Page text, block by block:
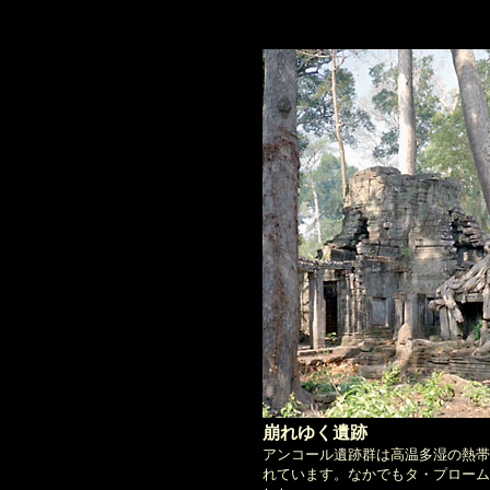
崩れゆく遺跡
アンコール遺跡群は高温多湿の熱
れています。なかでもタ・プロー